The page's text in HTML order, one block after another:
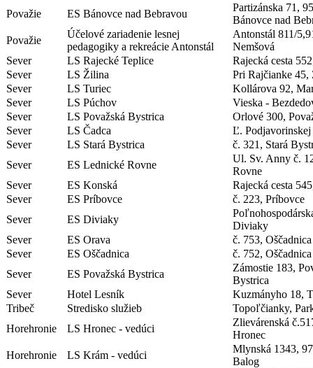
Považie
ES Bánovce nad Bebravou
Partizánska 71,
Bánovce nad
Považie
Účelové zariadenie lesnej
pedagogiky a rekreácie Antonstál
Antonstál 811/
Nemšová
Sever
LS Rajecké Teplice
Rajecká cesta
Sever
LS Žilina
Pri Rajčianke 45,
Sever
LS Turiec
Kollárova 92,
Sever
LS Púchov
Vieska -
Sever
LS Považská Bystrica
Orlové 300,
Sever
LS Čadca
Ľ. Podjavorinskej
Sever
LS Stará Bystrica
č. 321, Stará
Sever
ES Lednické Rovne
Ul. Sv. Anny č.
Rovne
Sever
ES Konská
Rajecká cesta
Sever
ES Príbovce
č. 223, Príbovce
Sever
ES Diviaky
Diviaky
Sever
ES Orava
č. 753, Oščadnica
Sever
ES Oščadnica
č. 752, Oščadnica
Sever
ES Považská Bystrica
Zámostie 183,
Bystrica
Sever
Hotel Lesník
Kuzmányho 18,
Tribeč
Stredisko služieb
Topoľčianky,
Horehronie
LS Hronec - vedúci
Zlievárenská
Hronec
Horehronie
LS Krám - vedúci
Mlynská 1343,
Balog